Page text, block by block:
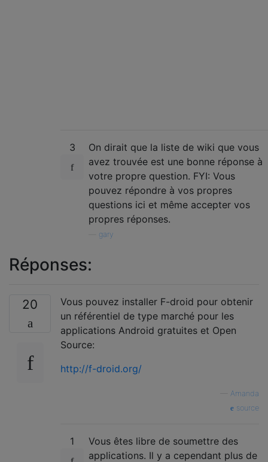
3
On dirait que la liste de wiki que vous
avez trouvée est une bonne réponse à
votre propre question. FYI: Vous
pouvez répondre à vos propres
questions ici et même accepter vos
propres réponses.
gary
Réponses:
20
Vous pouvez installer F-droid pour obtenir
un référentiel de type marché pour les
applications Android gratuites et Open
Source:
http://f-droid.org/
Amanda
source
1
Vous êtes libre de soumettre des
applications. Il y a cependant plus de